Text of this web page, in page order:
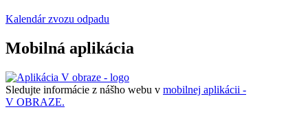
Kalendár zvozu odpadu
Mobilná aplikácia
Sledujte informácie z nášho webu v mobilnej aplikácii -
V OBRAZE.